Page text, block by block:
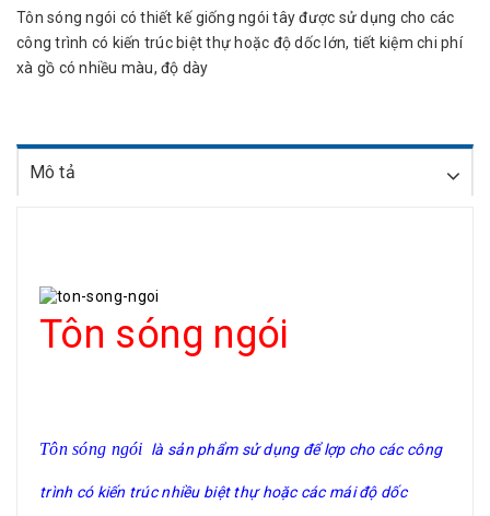
Tôn sóng ngói có thiết kế giống ngói tây được sử dụng cho các
công trình có kiến trúc biệt thự hoặc độ dốc lớn, tiết kiệm chi phí
xà gồ có nhiều màu, độ dày
Mô tả
Tôn sóng ngói
Tôn sóng ngói là sản phẩm sử dụng để lợp cho các công
trình có kiến trúc nhiều biệt thự hoặc các mái độ dốc